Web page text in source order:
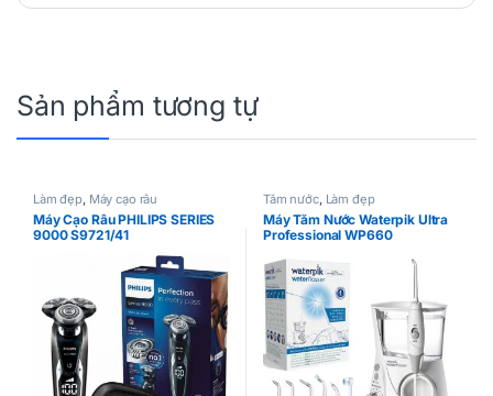
Sản phẩm tương tự
Làm đẹp, Máy cạo râu
Máy Cạo Râu PHILIPS SERIES
9000 S9721/41
Tăm nước, Làm đẹp
Máy Tăm Nước Waterpik Ultra
Professional WP660